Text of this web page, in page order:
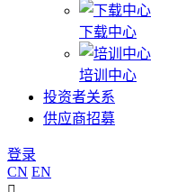
下载中心
培训中心
投资者关系
供应商招募
登录
CN EN